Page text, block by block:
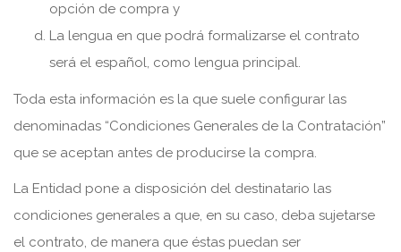
opción de compra y
La lengua en que podrá formalizarse el contrato
será el español, como lengua principal.
Toda esta información es la que suele configurar las
denominadas “Condiciones Generales de la Contratación”
que se aceptan antes de producirse la compra.
La Entidad pone a disposición del destinatario las
condiciones generales a que, en su caso, deba sujetarse
el contrato, de manera que éstas puedan ser